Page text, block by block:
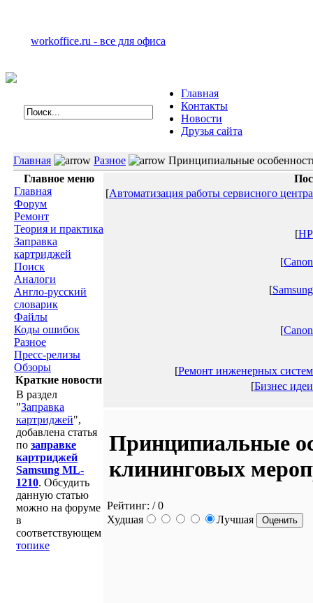
workoffice.ru - все для офиса
Главная
Контакты
Новости
Друзья сайта
Главная Разное
Принципиальные
Главное меню
Главная
Форум
Ремонт
Теория и практика
Заправка
картриджей
Поиск
Аналоги
Англо-русский
словарик
Файлы
Коды ошибок
Разное
Пресс-релизы
Обзоры
Краткие новости
В раздел
"Заправка
картриджей",
добавлена статья
по заправке
картриджей
Samsung ML-
1210. Обсудить
данную статью
можно на форуме
в
соответствующем
топике
[Автоматизация работы сервисного центра
[HP
[Canon
[Samsung
[Canon
[Ремонт инженерных систем
[Бизнес идеи
Принципиальные
клининговых
Рейтинг: / 0
Худшая
Лучшая